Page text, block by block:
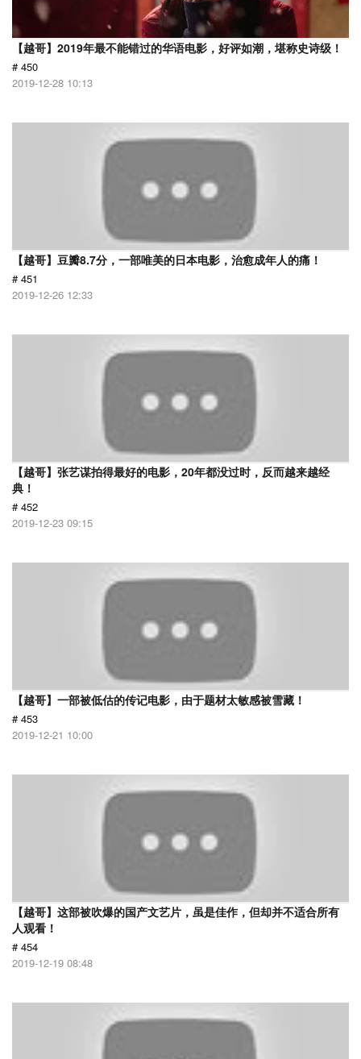
【越哥】2019年最不能错过的华语电影，好评如潮，堪称史诗级！
# 450
2019-12-28 10:13
【越哥】豆瓣8.7分，一部唯美的日本电影，治愈成年人的痛！
# 451
2019-12-26 12:33
【越哥】张艺谋拍得最好的电影，20年都没过时，反而越来越经
典！
# 452
2019-12-23 09:15
【越哥】一部被低估的传记电影，由于题材太敏感被雪藏！
# 453
2019-12-21 10:00
【越哥】这部被吹爆的国产文艺片，虽是佳作，但却并不适合所有
人观看！
# 454
2019-12-19 08:48